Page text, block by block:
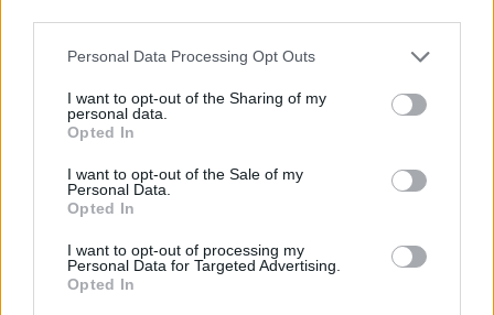
Personal Data Processing Opt Outs
I want to opt-out of the Sharing of my
personal data.
Opted In
I want to opt-out of the Sale of my
Personal Data.
Opted In
I want to opt-out of processing my
Personal Data for Targeted Advertising.
Opted In
Opozorilo:
sovraštva, nasilja ali nestrpnosti. Komentarji z žaljivimi,
rasističnimi, diskriminatornimi ali nezakonitimi vsebinami